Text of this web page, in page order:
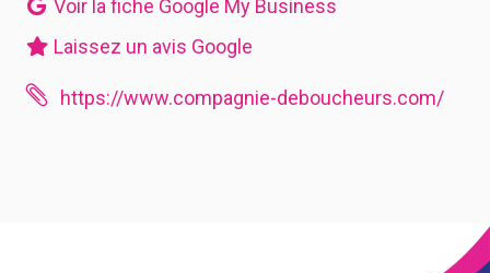
Voir la fiche Google My Business
Laissez un avis Google
 https://www.compagnie-deboucheurs.com/